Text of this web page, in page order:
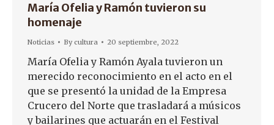
María Ofelia y Ramón tuvieron su
homenaje
Noticias Bycultura 20 septiembre, 2022
María Ofelia y Ramón Ayala tuvieron un
merecido reconocimiento en el acto en el
que se presentó la unidad de la Empresa
Crucero del Norte que trasladará a músicos
y bailarines que actuarán en el Festival